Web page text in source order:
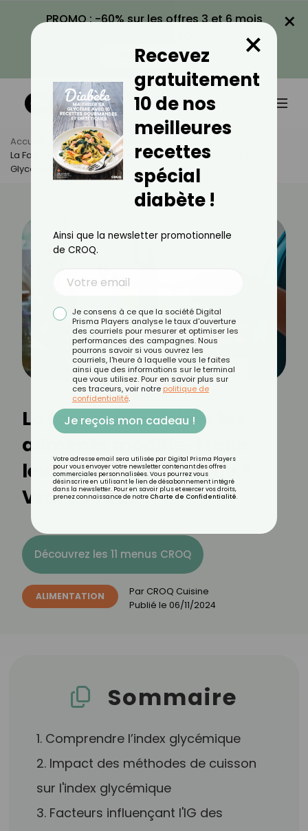
PROMO : -60% sur les offres 3 et 6 mois
VOIR LA PROMO
×
Accueil Actus
Alimentation
La Façon De Cuisiner Les Aliments Modifie-T-Elle Leur Index
Glycémique ? Vrai Ou Faux ?
La façon de cuisiner les
aliments modifie-t-elle
leur index glycémique ?
Vrai ou faux ?
Découvrez les 11 menus CROQ
ALIMENTATION Par CROQ Cuisine
Publié le 06/11/2024
Sommaire
1. Comprendre l’index glycémique
2. Impact des méthodes de cuisson
sur l'index glycémique
3. Facteurs influençant l'IG des
Recevez
gratuitement
10 de nos
meilleures
recettes
spécial
diabète !
×
Ainsi que la newsletter promotionnelle
de CROQ.
Je consens à ce que la société Digital
Prisma Players analyse le taux d'ouverture
des courriels pour mesurer et optimiser les
performances des campagnes. Nous
pourrons savoir si vous ouvrez les
courriels, l'heure à laquelle vous le faites
ainsi que des informations sur le terminal
que vous utilisez. Pour en savoir plus sur
ces traceurs, voir notre politique de
confidentialité.
Je reçois mon cadeau !
Votre adresse email sera utilisée par Digital Prisma Players
pour vous envoyer votre newsletter contenant des offres
commerciales personnalisées. Vous pourrez vous
désinscrire en utilisant le lien de désabonnement intégré
dans la newsletter. Pour en savoir plus et exercer vos droits,
prenez connaissance de notre Charte de Confidentialité.